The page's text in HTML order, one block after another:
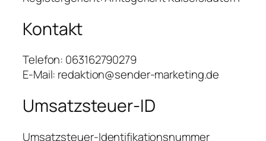
Kontakt
Telefon: 063162790279
E-Mail: redaktion@sender-marketing.de
Umsatzsteuer-ID
Umsatzsteuer-Identifikationsnummer